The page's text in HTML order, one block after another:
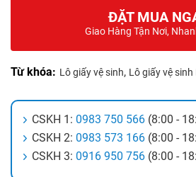
ĐẶT MUA
Giao Hàng Tận Nơi,
Từ khóa: Lô giấy vệ sinh, Lô giấy vệ
CSKH 1: 0983 750 566 (8:00 -
CSKH 2: 0983 573 166 (8:00 -
CSKH 3: 0916 950 756 (8:00 -